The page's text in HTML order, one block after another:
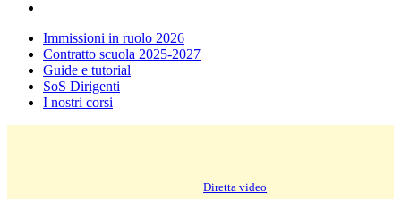
Immissioni in ruolo 2026
Contratto scuola 2025-2027
Guide e tutorial
SoS Dirigenti
I nostri corsi
Diretta video